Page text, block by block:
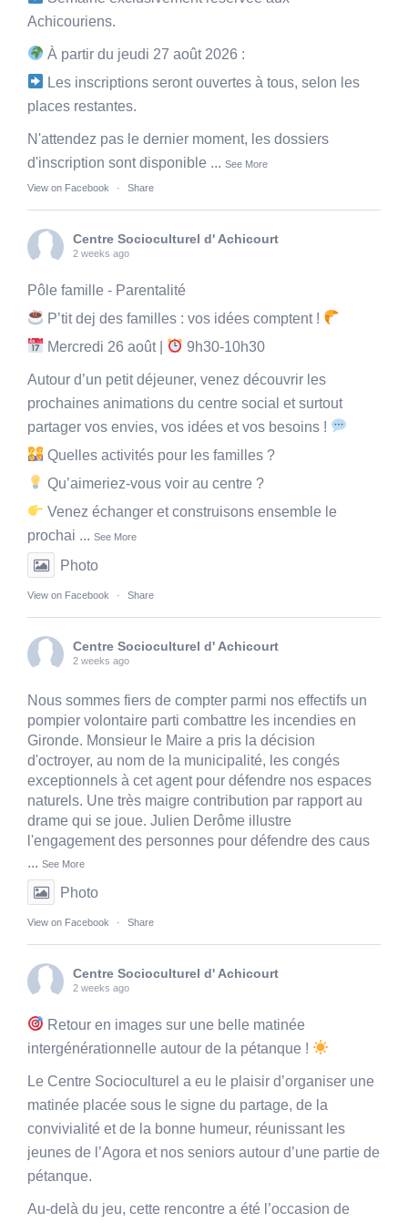
Achicouriens.
À partir du jeudi 27 août 2026 :
Les inscriptions seront ouvertes à tous, selon les
places restantes.
N'attendez pas le dernier moment, les dossiers
d'inscription sont disponible ... See More
View on Facebook · Share
Centre Socioculturel d' Achicourt
2 weeks ago
Pôle famille - Parentalité
P’tit dej des familles : vos idées comptent !
Mercredi 26 août |
9h30-10h30
Autour d’un petit déjeuner, venez découvrir les
prochaines animations du centre social et surtout
partager vos envies, vos idées et vos besoins !
Quelles activités pour les familles ?
Qu’aimeriez-vous voir au centre ?
Venez échanger et construisons ensemble le
prochai ... See More
Photo
View on Facebook · Share
Centre Socioculturel d' Achicourt
2 weeks ago
Nous sommes fiers de compter parmi nos effectifs un
pompier volontaire parti combattre les incendies en
Gironde. Monsieur le Maire a pris la décision
d'octroyer, au nom de la municipalité, les congés
exceptionnels à cet agent pour défendre nos espaces
naturels. Une très maigre contribution par rapport au
drame qui se joue. Julien Derôme illustre
l'engagement des personnes pour défendre des caus
... See More
Photo
View on Facebook · Share
Centre Socioculturel d' Achicourt
2 weeks ago
Retour en images sur une belle matinée
intergénérationnelle autour de la pétanque !
Le Centre Socioculturel a eu le plaisir d’organiser une
matinée placée sous le signe du partage, de la
convivialité et de la bonne humeur, réunissant les
jeunes de l’Agora et nos seniors autour d’une partie de
pétanque.
Au-delà du jeu, cette rencontre a été l’occasion de